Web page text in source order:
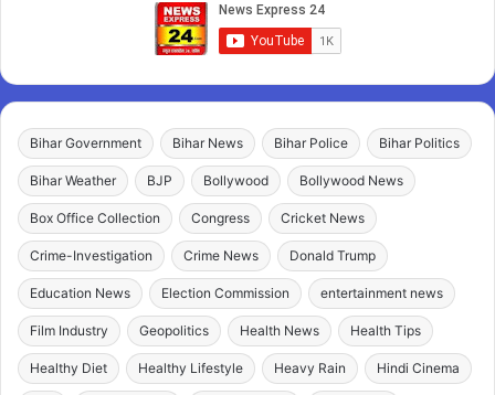
Bihar Government Bihar News Bihar Police Bihar Politics
Bihar Weather BJP Bollywood Bollywood News
Box Office Collection Congress Cricket News
Crime-Investigation Crime News Donald Trump
Education News Election Commission entertainment news
Film Industry Geopolitics Health News Health Tips
Healthy Diet Healthy Lifestyle Heavy Rain Hindi Cinema